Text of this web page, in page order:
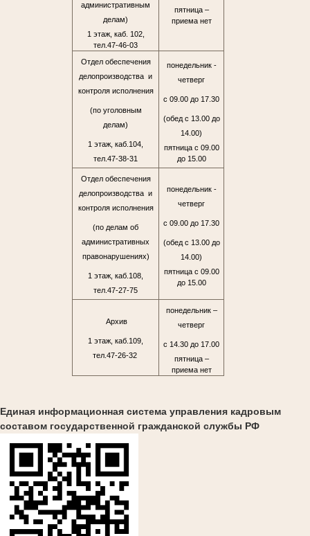
административным
делам)
1 этаж, каб. 102,
тел.47-46-03
пятница –
приема нет
Отдел обеспечения
делопроизводства и
контроля исполнения
(по уголовным
делам)
1 этаж, каб.104,
тел.47-38-31
понедельник -
четверг
с 09.00 до 17.30
(обед с 13.00 до
14.00)
пятница с 09.00
до 15.00
Отдел обеспечения
делопроизводства и
контроля исполнения
(по делам об
административных
правонарушениях)
1 этаж, каб.108,
тел.47-27-75
понедельник -
четверг
с 09.00 до 17.30
(обед с 13.00 до
14.00)
пятница с 09.00
до 15.00
Архив
1 этаж, каб.109,
тел.47-26-32
понедельник –
четверг
с 14.30 до 17.00
пятница –
приема нет
Единая информационная система управления кадровым
составом государственной гражданской службы РФ